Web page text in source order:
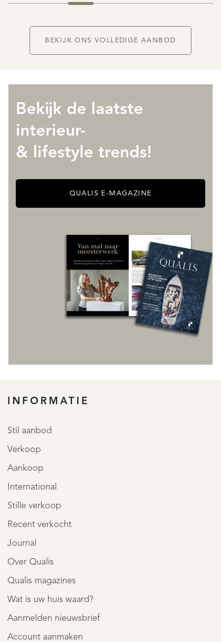
BEKIJK ONS VOLLEDIGE AANBOD
Bekijk de laatste
interieur-
& lifestyle trends!
QUALIS E-MAGAZINE
INFORMATIE
Stil aanbod
Verkoop
Aankoop
International
Stille verkoop
Recent verkocht
Journal
Over Qualis
Qualis magazines
Wat is uw huis waard?
Aanmelden nieuwsbrief
Account aanmaken